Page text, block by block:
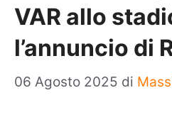
VAR allo
l’annuncio di
06 Agosto 2025 di